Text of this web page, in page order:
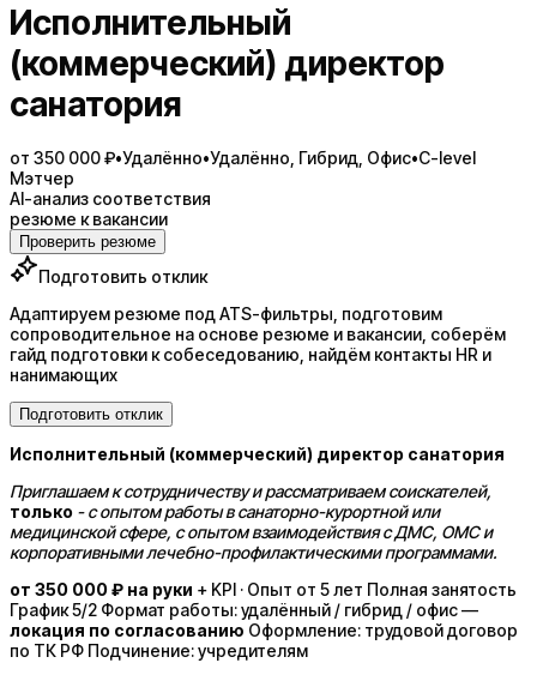
Исполнительный
(коммерческий) директор
санатория
от 350 000 ₽•Удалённо•Удалённо, Гибрид, Офис•C-level
Мэтчер
AI-анализ соответствия
резюме к вакансии
Проверить резюме
Подготовить отклик
Адаптируем резюме под ATS-фильтры, подготовим
сопроводительное на основе резюме и вакансии, соберём
гайд подготовки к собеседованию, найдём контакты HR и
нанимающих
Подготовить отклик
Исполнительный (коммерческий) директор санатория
Приглашаем к сотрудничеству и рассматриваем соискателей,
только -с опытом работы в санаторно-курортной или
медицинской сфере, с опытом взаимодействия с ДМС, ОМС и
корпоративными лечебно-профилактическими программами.
от 350 000 ₽ на руки + KPI · Опыт от 5 лет Полная занятость
График 5/2 Формат работы: удалённый / гибрид / офис —
локация по согласованию Оформление: трудовой договор
по ТК РФ Подчинение: учредителям